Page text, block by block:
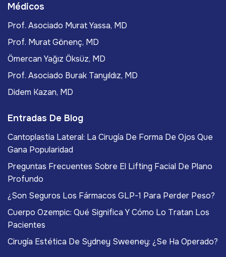
Médicos
Prof. Asociado Murat Yassa, MD
Prof. Murat Gönenç, MD
Ömercan Yağız Öksüz, MD
Prof. Asociado Burak Tanyıldız, MD
Didem Kazan, MD
Entradas De Blog
Cantoplastia Lateral: La Cirugía De Forma De Ojos Que
Gana Popularidad
Preguntas Frecuentes Sobre El Lifting Facial De Plano
Profundo
¿Son Seguros Los Fármacos GLP-1 Para Perder Peso?
Cuerpo Ozempic: Qué Significa Y Cómo Lo Tratan Los
Pacientes
Cirugía Estética De Sydney Sweeney: ¿Se Ha Operado?